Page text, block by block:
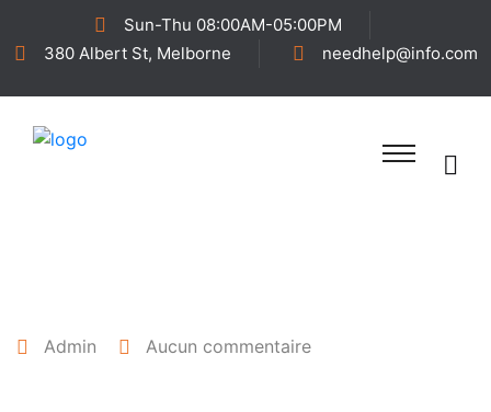
Sun-Thu 08:00AM-05:00PM
380 Albert St, Melborne
needhelp@info.com
Admin Aucun commentaire